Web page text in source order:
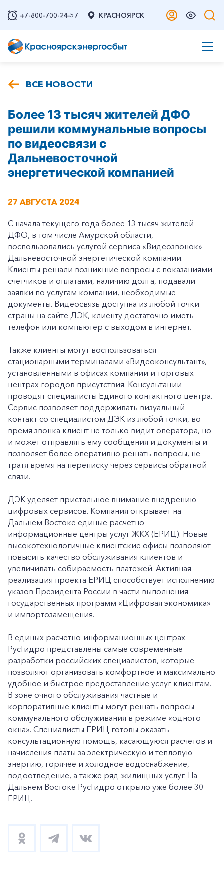
+7-800-700-24-57 КРАСНОЯРСК
ВСЕ НОВОСТИ
Более 13 тысяч жителей ДФО
решили коммунальные вопросы
по видеосвязи с
Дальневосточной
энергетической компанией
27 АВГУСТА 2024
С начала текущего года более 13 тысяч жителей
ДФО, в том числе Амурской области,
воспользовались услугой сервиса «Видеозвонок»
Дальневосточной энергетической компании.
Клиенты решали возникшие вопросы с показаниями
счетчиков и оплатами, наличию долга, подавали
заявки по услугам компании, необходимые
документы. Видеосвязь доступна из любой точки
страны на сайте ДЭК, клиенту достаточно иметь
телефон или компьютер с выходом в интернет.
Также клиенты могут воспользоваться
стационарными терминалами «Видеоконсультант»,
установленными в офисах компании и торговых
центрах городов присутствия. Консультации
проводят специалисты Единого контактного центра.
Сервис позволяет поддерживать визуальный
контакт со специалистом ДЭК из любой точки, во
время звонка клиент не только видит оператора, но
и может отправлять ему сообщения и документы и
позволяет более оперативно решать вопросы, не
тратя время на переписку через сервисы обратной
связи.
ДЭК уделяет пристальное внимание внедрению
цифровых сервисов. Компания открывает на
Дальнем Востоке единые расчетно-
информационные центры услуг ЖКХ (ЕРИЦ). Новые
высокотехнологичные клиентские офисы позволяют
повысить качество обслуживания клиентов и
увеличивать собираемость платежей. Активная
реализация проекта ЕРИЦ способствует исполнению
указов Президента России в части выполнения
государственных программ «Цифровая экономика»
и импортозамещения.
В единых расчетно-информационных центрах
РусГидро представлены самые современные
разработки российских специалистов, которые
позволяют организовать комфортное и максимально
удобное и быстрое предоставление услуг клиентам.
В зоне очного обслуживания частные и
корпоративные клиенты могут решать вопросы
коммунального обслуживания в режиме «одного
окна». Специалисты ЕРИЦ готовы оказать
консультационную помощь, касающуюся расчетов и
начисления платы за электрическую и тепловую
энергию, горячее и холодное водоснабжение,
водоотведение, а также ряд жилищных услуг. На
Дальнем Востоке РусГидро открыло уже более 30
ЕРИЦ.